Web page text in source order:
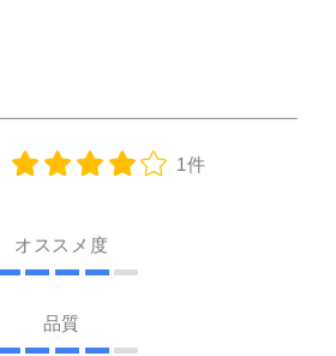
1件
オススメ度
品質